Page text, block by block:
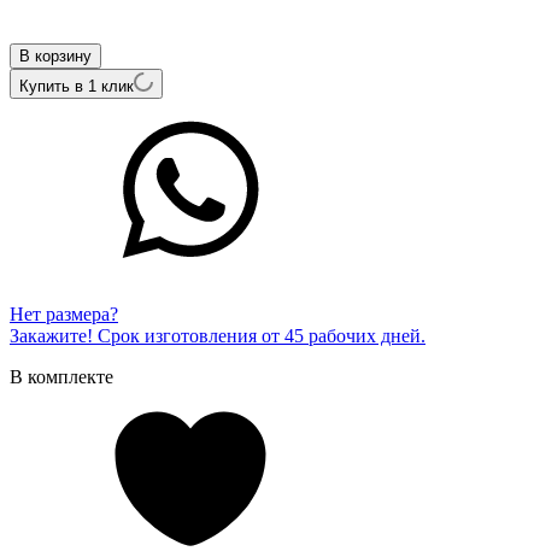
В корзину
Купить в 1 клик
Нет размера?
Закажите! Срок изготовления от 45 рабочих дней.
В комплекте